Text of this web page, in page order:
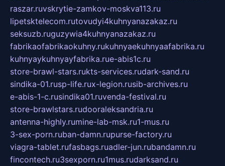
raszar.ruvskrytie-zamkov-moskva113.ru
lipetsktelecom.rutovudyi4kuhnyanazakaz.ru
seksuzb.ruguzywia4kuhnyanazakaz.ru
fabrikaofabrikaokuhny.rukuhnyaekuhnyaafabrika.ru
kuhnyaykuhnyayfabrika.rue-abis1c.ru
store-brawl-stars.rukts-services.rudark-sand.ru
sindika-01.rusp-life.rux-legion.rusib-archives.ru
e-abis-1-c.rusindika01.ruvenda-festival.ru
store-brawlstars.rudooraleksandria.ru
antenna-highly.rumine-lab-msk.ru1-mus.ru
3-sex-porn.ruban-damn.rupurse-factory.ru
viagra-tablet.rufasbags.ruadler-jun.rubandamn.ru
fincontech.ru3sexporn.ru1mus.rudarksand.ru